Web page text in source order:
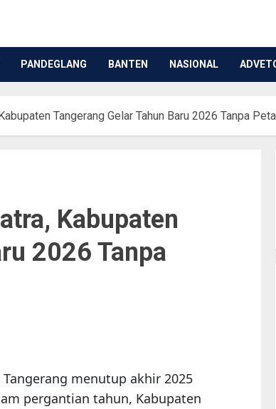
PANDEGLANG BANTEN NASIONAL
Tangerang Gelar Tahun Baru 2026 Tanpa
Kabupaten
2026 Tanpa
Tangerang menutup akhir 2025
pergantian tahun, Kabupaten